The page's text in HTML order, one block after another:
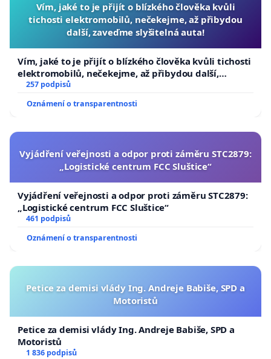
Vím, jaké to je přijít o blízkého člověka kvůli
tichosti elektromobilů, nečekejme, až přibydou
další, zaveďme slyšitelná auta!
Vím, jaké to je přijít o blízkého člověka kvůli tichosti
elektromobilů, nečekejme, až přibydou další,
zaveďme slyšitelná auta!
257 podpisů
Oznámení o transparentnosti
Vyjádření veřejnosti a odpor proti záměru STC2879:
„Logistické centrum FCC Sluštice“
Vyjádření veřejnosti a odpor proti záměru STC2879:
„Logistické centrum FCC Sluštice“
461 podpisů
Oznámení o transparentnosti
Petice za demisi vlády Ing. Andreje Babiše, SPD a
Motoristů
Petice za demisi vlády Ing. Andreje Babiše, SPD a
Motoristů
1 836 podpisů